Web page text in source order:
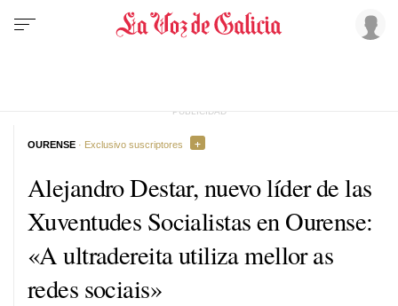
Alejandro Destar, nuevo líder de las
Xuventudes Socialistas en Ourense:
«A ultradereita utiliza mellor as
redes sociais»
OURENSE · Exclusivo suscriptores